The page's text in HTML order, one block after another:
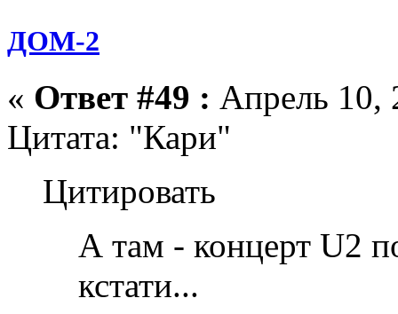
ДОМ-2
« Ответ #49 : Апрель 10,
Цитата: "Кари"
Цитировать
А там - концерт U2
кстати...